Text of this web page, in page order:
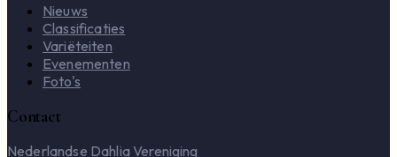
Nieuws
Classificaties
Variëteiten
Evenementen
Foto's
Contact
Nederlandse Dahlia Vereniging